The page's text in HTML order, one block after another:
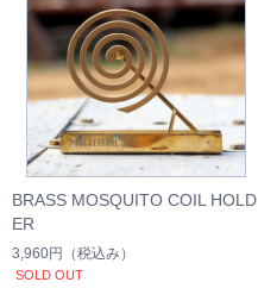
BRASS MOSQUITO COIL HOLD
ER
3,960円 （税込み）
SOLD OUT